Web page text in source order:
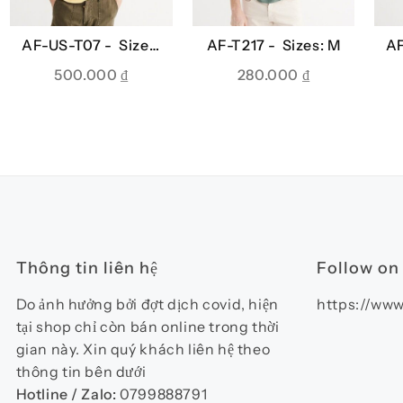
AF-US-T07 -Sizes:
XS
500.000 ₫
AF-T217 - Sizes: M
280.000 ₫
Thông tin liên hệ
Do ảnh hưởng bởi đợt dịch covid, hiện
tại shop chỉ còn bán online trong thời
gian này. Xin quý khách liên hệ theo
thông tin bên dưới
Hotline / Zalo:0799888791
Follow
https://